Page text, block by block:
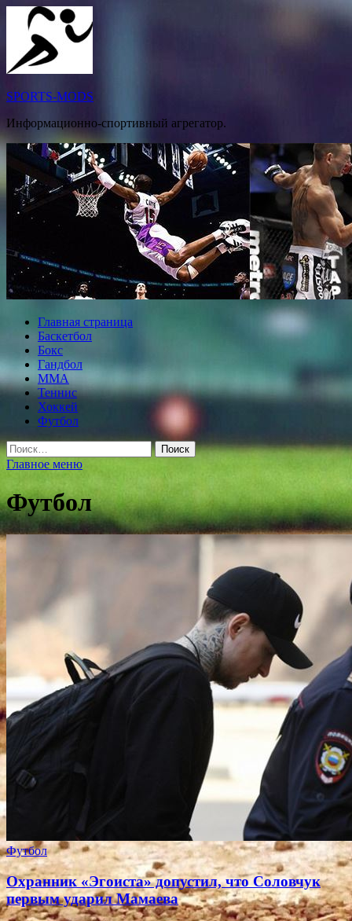
Перейти
содержимому
SPORTS-MODS
Информационно-спортивный агрегатор.
Главная страница
Баскетбол
Бокс
Гандбол
MMA
Теннис
Хоккей
Футбол
Найти:
Главное меню
Футбол
Футбол
Охранник «Эгоиста» допустил, что Соловчук
первым ударил Мамаева